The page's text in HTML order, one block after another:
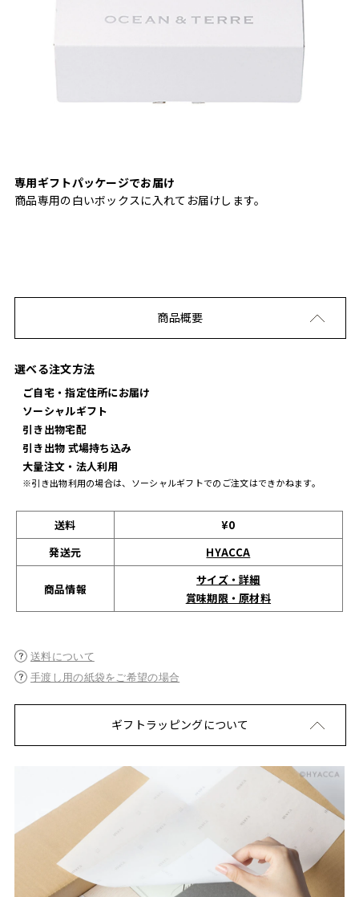
専用ギフトパッケージでお届け
商品専用の白いボックスに入れてお届けします。
商品概要
選べる注文方法
ご自宅・指定住所にお届け
ソーシャルギフト
引き出物宅配
引き出物 式場持ち込み
大量注文・法人利用
※引き出物利用の場合は、ソーシャルギフトでのご注文はできかねます。
送料
¥0
発送元
HYACCA
商品情報
サイズ・詳細
賞味期限・原材料
送料について
手渡し用の紙袋をご希望の場合
ギフトラッピングについて